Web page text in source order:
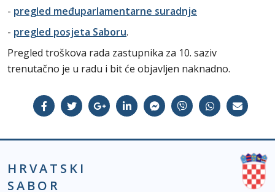
- pregled međuparlamentarne suradnje
- pregled posjeta Saboru.
Pregled troškova rada zastupnika za 10. saziv
trenutačno je u radu i bit će objavljen naknadno.
HRVATSKI
SABOR